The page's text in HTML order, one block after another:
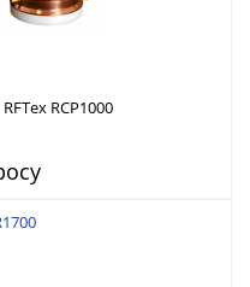
RCP1000